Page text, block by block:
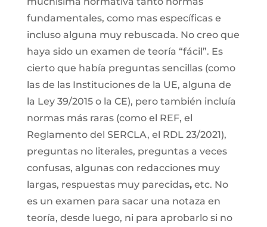
fundamentales, como mas específicas e
incluso alguna muy rebuscada. No creo que
haya sido un examen de teoría “fácil”. Es
cierto que había preguntas sencillas (como
las de las Instituciones de la UE, alguna de
la Ley 39/2015 o la CE), pero también incluía
normas más raras (como el REF, el
Reglamento del SERCLA, el RDL 23/2021),
preguntas no literales, preguntas a veces
confusas, algunas con redacciones muy
largas, respuestas muy parecidas,etc. No
es un examen para sacar una notaza en
teoría, desde luego, ni para aprobarlo si no